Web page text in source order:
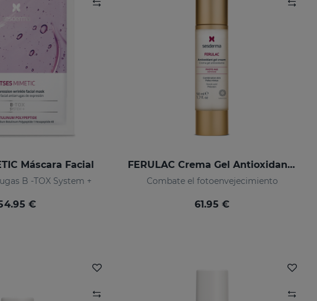
Máscara Facial
B -TOX System +
€
FERULAC Crema Gel Antioxidante
Combate el fotoenvejecimiento
61.95 €